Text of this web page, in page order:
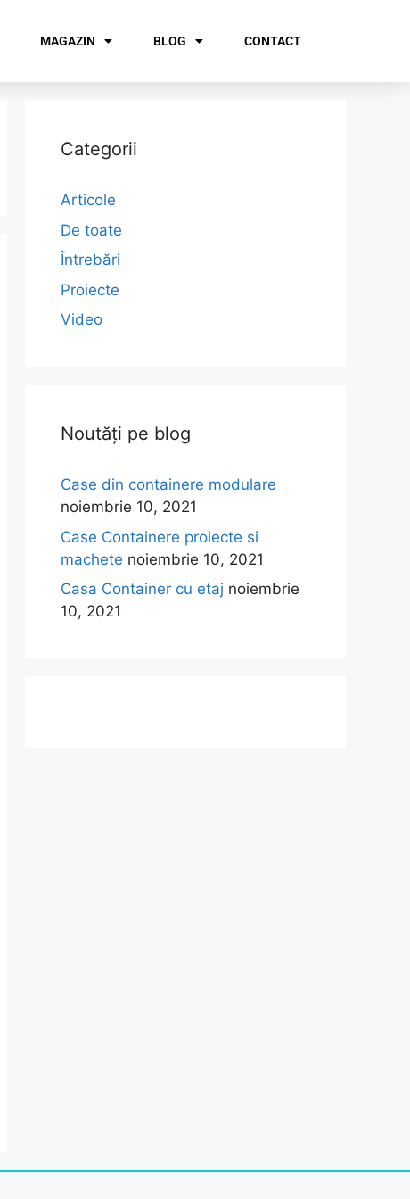
MAGAZIN BLOG CONTACT
Categorii
Articole
De toate
Întrebări
Proiecte
Video
Noutăți pe blog
Case din containere modulare
noiembrie 10, 2021
Case Containere proiecte si
machete noiembrie 10, 2021
Casa Container cu etaj noiembrie
10, 2021